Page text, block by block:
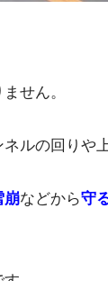
せん。
ルの回りや
崩などから守